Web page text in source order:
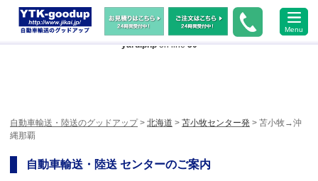
Warning: Undefined array key "HTTP_ACCEPT_LANGUAGE" in
/home/xs483473/jikai.jp/public_html/wp-content/themes/ytk2018/header-
yard.phpon line50
Menu
自動車輸送・陸送のグッドアップ> 北海道 > 苫小牧センター発 > 苫小牧→沖
縄那覇
自動車輸送・陸送 センターのご案内